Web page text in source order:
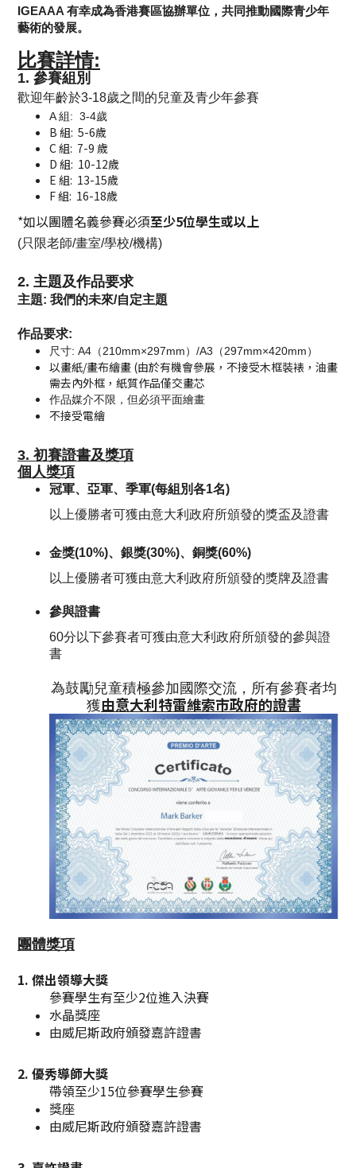
IGEAAA 有幸成為香港賽區協辦單位，共同推動國際青少年
藝術的發展。
比賽詳情:
1. 參賽組別
歡迎年齡於3-18歲之間的兒童及青少年參賽
A 組: 3-4歲
B 組: 5-6歲
C 組: 7-9 歲
D 組: 10-12歲
E 組: 13-15歲
F 組: 16-18歲
*如以團體名義參賽必須至少5位學生或以上
(只限老師/畫室/學校/機構)
2. 主題及作品要求
主題: 我們的未來/自定主題
作品要求:
尺寸: A4（210mm×297mm）/A3（297mm×420mm）
以畫紙/畫布繪畫 (由於有機會參展，不接受木框裝裱，油畫
需去內外框，紙質作品僅交畫芯
作品媒介不限，但必須平面繪畫
不接受電繪
3. 初賽證書及獎項
個人獎項
冠軍、亞軍、季軍(每組別各1名)
以上優勝者可獲由意大利政府所頒發的獎盃及證書
金獎(10%)、銀獎(30%)、銅獎(60%)
以上優勝者可獲由意大利政府所頒發的獎牌及證書
參與證書
60分以下參賽者可獲由意大利政府所頒發的參與證
書
為鼓勵兒童積極參加國際交流，所有參賽者均
獲由意大利特雷維索市政府的證書
團體獎項
1. 傑出領導大獎
參賽學生有至少2位進入決賽
水晶獎座​
​由威尼斯政府頒發嘉許證書
2. 優秀導師大獎
帶領至少15位參賽學生參賽
獎座​
​由威尼斯政府頒發嘉許證書